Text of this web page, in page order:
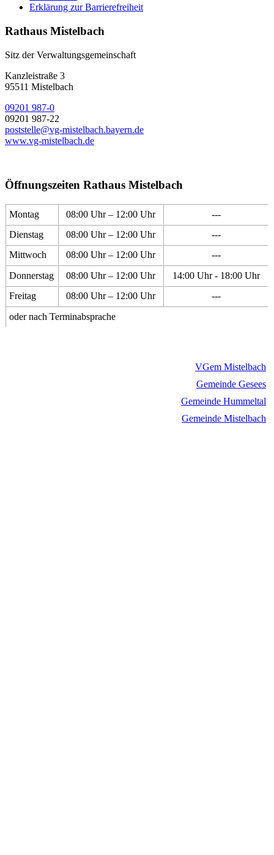
Erklärung zur Barrierefreiheit
Rathaus Mistelbach
Sitz der Verwaltungsgemeinschaft
Kanzleistraße 3
95511 Mistelbach
09201 987-0
09201 987-22
poststelle@vg-mistelbach.bayern.de
www.vg-mistelbach.de
Öffnungszeiten Rathaus Mistelbach
Montag 08:00 Uhr – 12:00 Uhr
---
Dienstag
08:00 Uhr – 12:00 Uhr
---
Mittwoch
08:00 Uhr – 12:00 Uhr
---
Donnerstag
08:00 Uhr – 12:00 Uhr
14:00 Uhr - 18:00 Uhr
Freitag
08:00 Uhr – 12:00 Uhr
---
oder nach Terminabsprache
VGem Mistelbach
Gemeinde Gesees
Gemeinde Hummeltal
Gemeinde Mistelbach